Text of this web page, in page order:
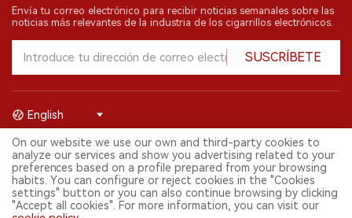
Envía tu correo electrónico para recibir noticias semanales sobre las
noticias más relevantes de la industria de los cigarrillos electrónicos.
SUSCRÍBETE
© 2026 Shenzhen 2FIRSTS Technology Co.,Ltd. Todos los derechos
reservados.
2FIRSTS solo es accesible para profesionales de la industria,
investigadores, medios y otros profesionales. El acceso por menores
está prohibido.
Este sitio web presta servicios a usuarios fuera del territorio chino
English
On our website we use our own and third-party cookies to
analyze our services and show you advertising related to your
preferences based on a profile prepared from your browsing
habits. You can configure or reject cookies in the "Cookies
settings" button or you can also continue browsing by clicking
"Accept all cookies". For more information, you can visit our